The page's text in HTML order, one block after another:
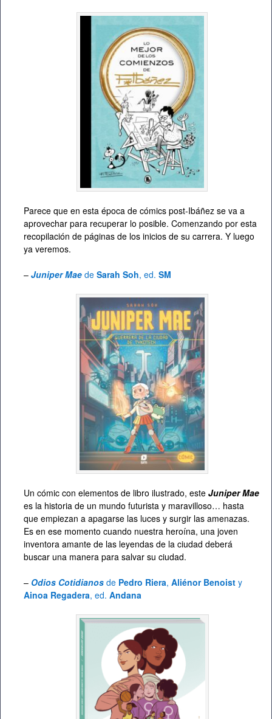
Parece que en esta época de cómics post-Ibáñez se va a
aprovechar para recuperar lo posible. Comenzando por esta
recopilación de páginas de los inicios de su carrera. Y luego
ya veremos.
– Juniper Mae de Sarah Soh, ed. SM
Un cómic con elementos de libro ilustrado, este Juniper Mae
es la historia de un mundo futurista y maravilloso… hasta
que empiezan a apagarse las luces y surgir las amenazas.
Es en ese momento cuando nuestra heroína, una joven
inventora amante de las leyendas de la ciudad deberá
buscar una manera para salvar su ciudad.
– Odios Cotidianos de Pedro Riera, Aliénor Benoist y
Ainoa Regadera, ed. Andana